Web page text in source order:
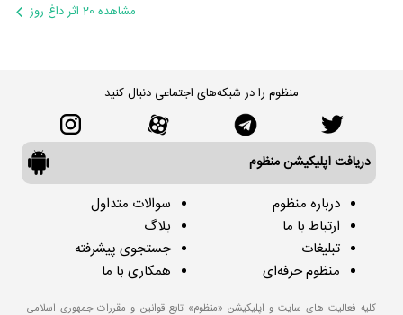
مشاهده 20 اثر داغ روز
منظوم را در شبکه‌های اجتماعی دنبال کنید
دریافت اپلیکیشن منظوم
درباره منظوم
ارتباط با ما
تبلیغات
منظوم حرفه‌ای
سوالات متداول
بلاگ
جستجوی پیشرفته
همکاری با ما
کلیه فعالیت های سایت و اپلیکیشن «منظوم» تابع قوانین و مقررات جمهوری اسلامی